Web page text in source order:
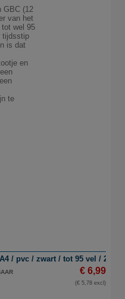
GBC (12
van het
wel 95
tijdsstip
is dat
en
te
/ pvc / zwart / tot 95 vel / 25
€ 6,99
(€ 5,78 excl)